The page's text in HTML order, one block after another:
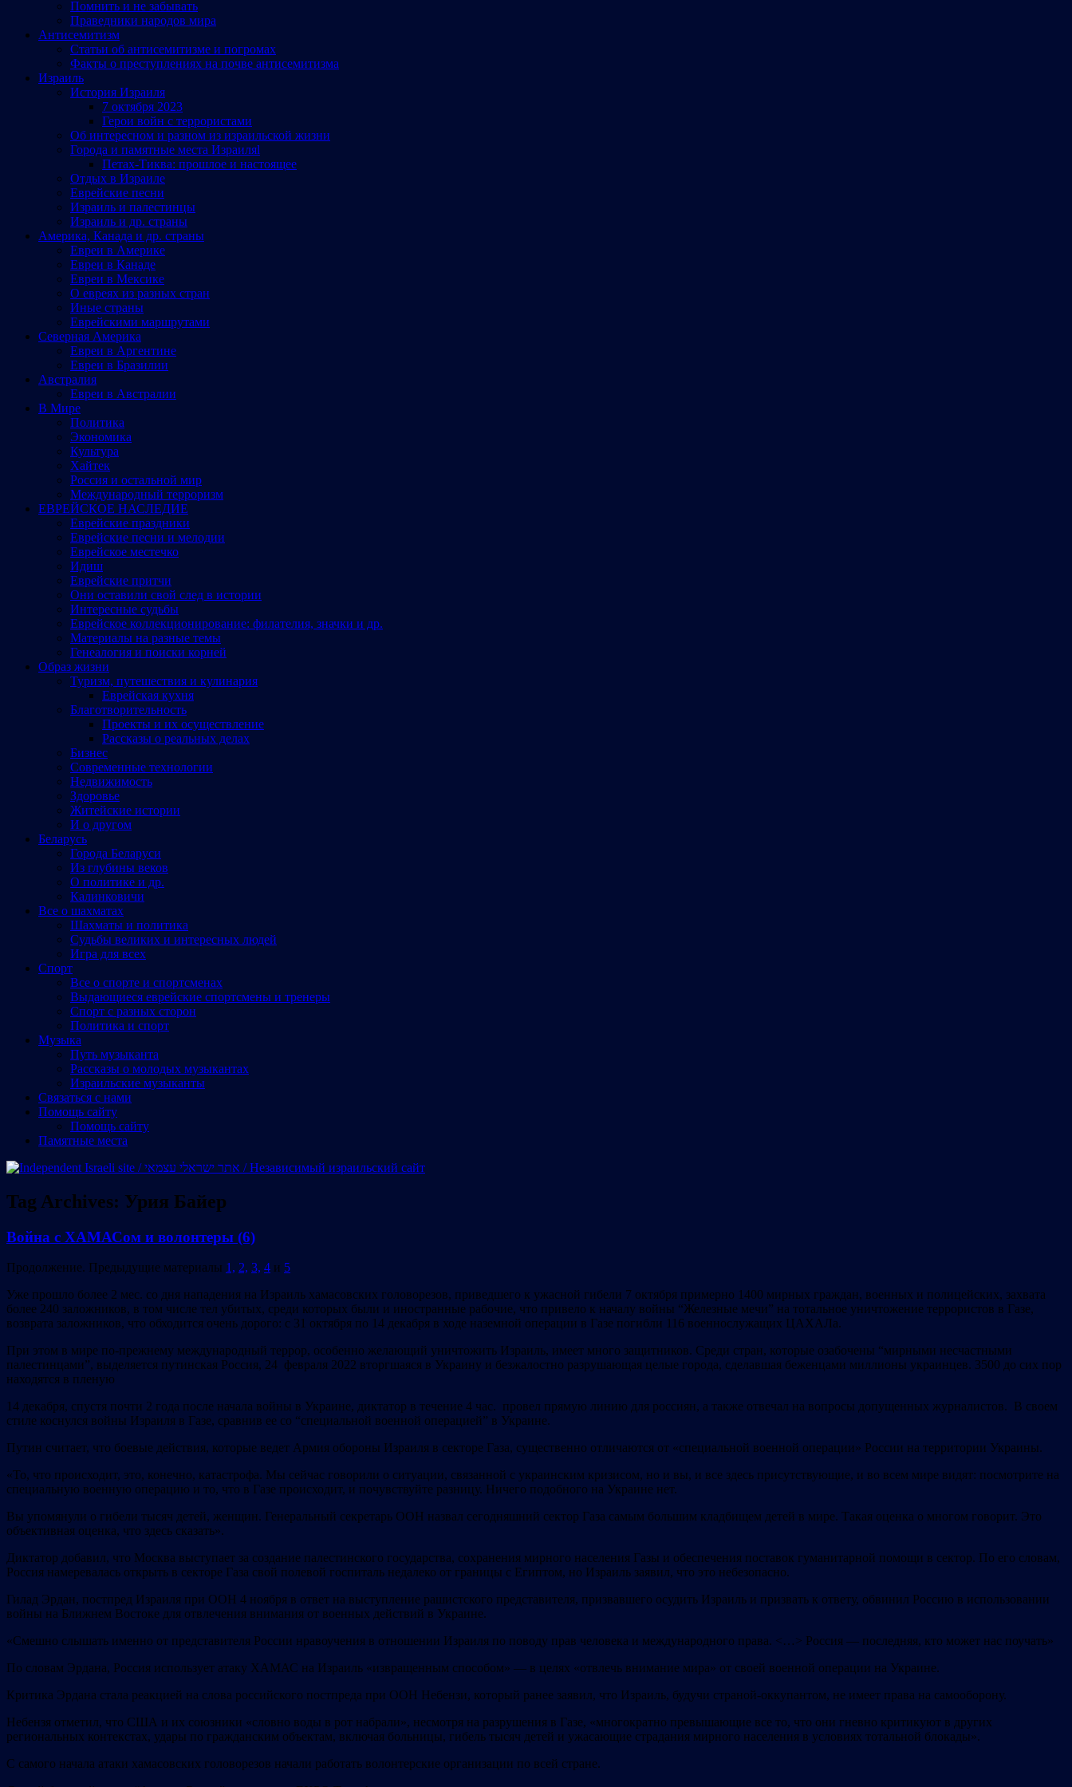
Помнить и не забывать
Праведники народов мира
Антисемитизм
Статьи об антисемитизме и погромах
Факты о преступлениях на почве антисемитизма
Израиль
История Израиля
7 октября 2023
Герои войн с террористами
Об интересном и разном из израильской жизни
Города и памятные места Израиляl
Петах-Тиква: прошлое и настоящее
Отдых в Израиле
Еврейские песни
Израиль и палестинцы
Израиль и др. страны
Америка, Канада и др. страны
Евреи в Америке
Евреи в Канаде
Евреи в Мексике
О евреях из разных стран
Иные страны
Еврейскими маршрутами
Северная Америка
Евреи в Аргентине
Евреи в Бразилии
Австралия
Евреи в Австралии
В Мире
Политика
Экономика
Культура
Хайтек
Россия и остальной мир
Международный терроризм
ЕВРЕЙСКОЕ НАСЛЕДИЕ
Еврейские праздники
Еврейские песни и мелодии
Еврейское местечко
Идиш
Еврейские притчи
Они оставили свой след в истории
Интересные судьбы
Еврейское коллекционирование: филателия, значки и др.
Материалы на разные темы
Генеалогия и поиски корней
Образ жизни
Туризм, путешествия и кулинария
Еврейская кухня
Благотворительность
Проекты и их осуществление
Рассказы о реальных делах
Бизнес
Современные технологии
Недвижимость
Здоровье
Житейские истории
И о другом
Беларусь
Города Беларуси
Из глубины веков
О политике и др.
Калинковичи
Все о шахматах
Шахматы и политика
Судьбы великих и интересных людей
Игра для всех
Спорт
Все о спорте и спортсменах
Выдающиеся еврейские спортсмены и тренеры
Спорт с разных сторон
Политика и спорт
Музыка
Путь музыканта
Рассказы о молодых музыкантах
Израильские музыканты
Cвязаться с нами
Помощь сайту
Помощь сайту
Памятные места
Tag Archives: Урия Байер
Война с ХАМАСом и волонтеры (6)
Продолжение. Предыдущие материалы 1, 2, 3, 4 и 5
Уже прошло более 2 мес. со дня нападения на Израиль хамасовских головорезов, приведшего к ужасной гибели 7 октября примерно 1400 мирных граждан, военных и полицейских, захвата
более 240 заложников, в том числе тел убитых, среди которых были и иностранные рабочие, что привело к началу войны “Железные мечи” на тотальное уничтожение террористов в Газе,
возврата заложников, что обходится очень дорого: с 31 октября по 14 декабря в ходе наземной операции в Газе погибли 116 военнослужащих ЦАХАЛа.
При этом в мире по-прежнему международный террор, особенно желающий уничтожить Израиль, имеет много защитников. Среди стран, которые озабочены “мирными несчастными
палестинцами”, выделяется путинская Россия, 24 февраля 2022 вторгшаяся в Украину и безжалостно разрушающая целые города, сделавшая беженцами миллионы украинцев. 3500 до сих пор
находятся в пленую
14 декабря, спустя почти 2 года после начала войны в Украине, диктатор в течение 4 час. провел прямую линию для россиян, а также отвечал на вопросы допущенных журналистов. В своем
стиле коснулся войны Израиля в Газе, сравнив ее со “специальной военной операцией” в Украине.
Путин считает, что боевые действия, которые ведет Армия обороны Израиля в секторе Газа, существенно отличаются от «специальной военной операции» России на территории Украины.
«То, что происходит, это, конечно, катастрофа. Мы сейчас говорили о ситуации, связанной с украинским кризисом, но и вы, и все здесь присутствующие, и во всем мире видят: посмотрите на
специальную военную операцию и то, что в Газе происходит, и почувствуйте разницу. Ничего подобного на Украине нет.
Вы упомянули о гибели тысяч детей, женщин. Генеральный секретарь ООН назвал сегодняшний сектор Газа самым большим кладбищем детей в мире. Такая оценка о многом говорит. Это
объективная оценка, что здесь сказать».
Диктатор добавил, что Москва выступает за создание палестинского государства, сохранения мирного населения Газы и обеспечения поставок гуманитарной помощи в сектор. По его словам,
Россия намеревалась открыть в секторе Газа свой полевой госпиталь недалеко от границы с Египтом, но Израиль заявил, что это небезопасно.
Гилад Эрдан, постпред Израиля при ООН 4 ноября в ответ на выступление рашистского представителя, призвавшего осудить Израиль и призвать к ответу, обвинил Россию в использовании
войны на Ближнем Востоке для отвлечения внимания от военных действий в Украине.
«Смешно слышать именно от представителя России нравоучения в отношении Израиля по поводу прав человека и международного права. <…> Россия — последняя, ​​кто может нас поучать»
По словам Эрдана, Россия использует атаку ХАМАС на Израиль «извращенным способом» — в целях «отвлечь внимание мира» от своей военной операции на Украине.
Критика Эрдана стала реакцией на слова российского постпреда при ООН Небензи, который ранее заявил, что Израиль, будучи страной-оккупантом, не имеет права на самооборону.
Небензя отметил, что США и их союзники «словно воды в рот набрали», несмотря на разрушения в Газе, «многократно превышающие все то, что они гневно критикуют в других
региональных контекстах, удары по гражданским объектам, включая больницы, гибель тысяч детей и ужасающие страдания мирного населения в условиях тотальной блокады».
С самого начала атаки хамасовских головорезов начали работать волонтерские организации по всей стране.